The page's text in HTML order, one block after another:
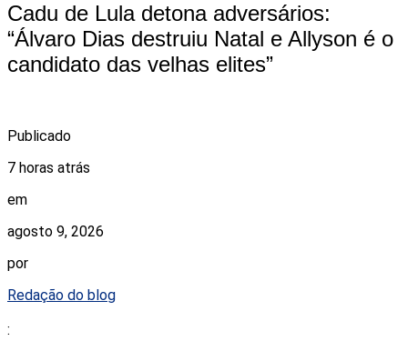
Cadu de Lula detona adversários:
“Álvaro Dias destruiu Natal e Allyson é o
candidato das velhas elites”
Publicado
7 horas atrás
em
agosto 9, 2026
por
Redação do blog
: